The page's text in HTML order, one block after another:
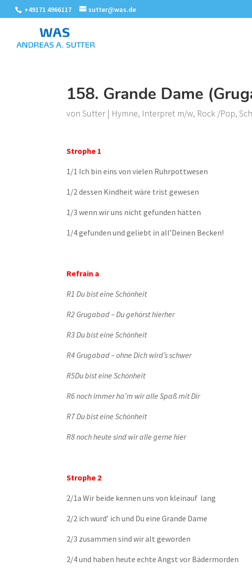
+49171 4966117 sutter@was.de
158. Grande Dame
vonSutter| Hymne, Interpret m/w, Rock /Pop,
Strophe 1
1/1 Ich bin eins von vielen Ruhrpottwesen
1/2 dessen Kindheit wäre trist gewesen
1/3 wenn wir uns nicht gefunden hätten
1/4 gefunden und geliebt in all’Deinen Becken!
Refrain a
R1 Du bist eine Schönheit
R2 Grugabad – Du gehörst hierher
R3 Du bist eine Schönheit
R4 Grugabad – ohne Dich wird’s schwer
R5Du bist eine Schönheit
R6 noch immer ha’m wir alle Spaß mit Dir
R7 Du bist eine Schönheit
R8 noch heute sind wir alle gerne hier
Strophe 2
2/1a Wir beide kennen uns von kleinauf lang
2/2 ich wurd’ ich und Du eine Grande Dame
2/3 zusammen sind wir alt geworden
2/4 und haben heute echte Angst vor Bädermorden